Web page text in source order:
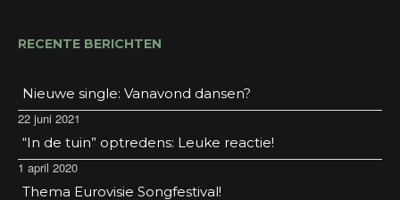
RECENTE BERICHTEN
Nieuwe single: Vanavond dansen?
22 juni 2021
“In de tuin” optredens: Leuke reactie!
1 april 2020
Thema Eurovisie Songfestival!